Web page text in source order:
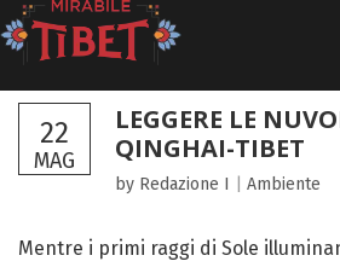
22
MAG
LEGGERE LE
QINGHAI-TIBET
by Redazione I Ambiente
Mentre i primi raggi di Sole